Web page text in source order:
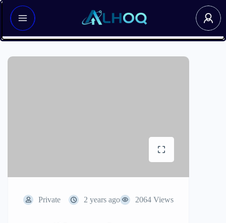
Private 2 years ago 2064 Views